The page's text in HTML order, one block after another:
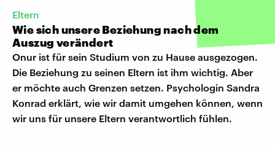
Eltern
Wie sich unsere Beziehung nach dem
Auszug verändert
Onur ist für sein Studium von zu Hause ausgezogen.
Die Beziehung zu seinen Eltern ist ihm wichtig. Aber
er möchte auch Grenzen setzen. Psychologin Sandra
Konrad erklärt, wie wir damit umgehen können, wenn
wir uns für unsere Eltern verantwortlich fühlen.